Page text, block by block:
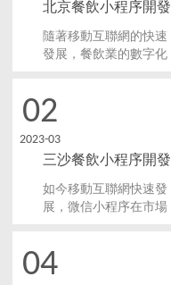
北京餐飲小程序開發
的功能點探討
隨著移動互聯網的快速
發展，餐飲業的數字化
化手段提高管理效率，
多的消費者。
02
2023-03
三沙餐飲小程序開發
哪些優勢？
如今移動互聯網快速發
展，微信小程序在市場
發了小程序，從而拓寬
04